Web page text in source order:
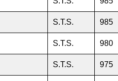
S.T.S. 985
S.T.S. 980
S.T.S. 975